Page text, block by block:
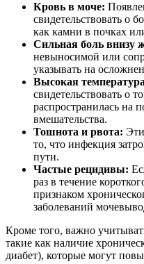
Кровь в моче:
свидетельствовать о
как камни в почках
Сильная боль внизу
невыносимой или
указывать на
Высокая
свидетельствовать о
распространилась на
вмешательства.
Тошнота и рвота:
то, что инфекция
пути.
Частые рецидивы:
раз в течение
признаком
заболеваний
Кроме того, важно
такие как наличие
диабет), которые могут